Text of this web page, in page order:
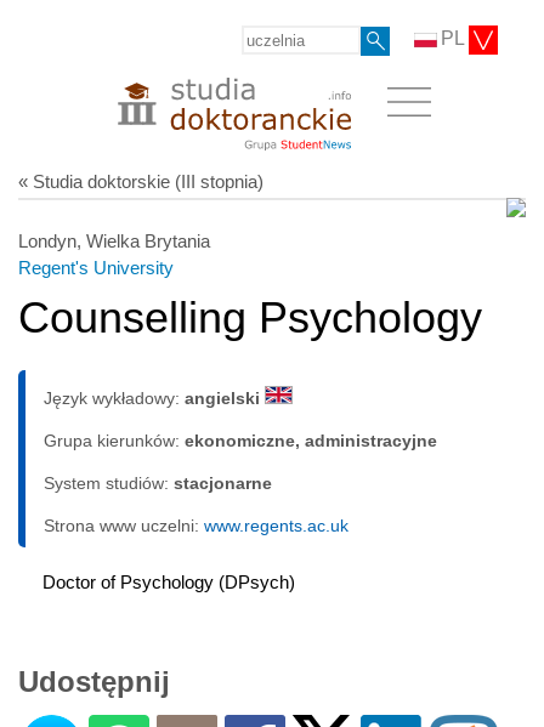
PL
« Studia doktorskie (III stopnia)
Londyn, Wielka Brytania
Regent's University
Counselling Psychology
Język wykładowy: angielski
Grupa kierunków: ekonomiczne, administracyjne
System studiów: sta­cjo­nar­ne
Strona www uczelni: www.regents.ac.uk
Doctor of Psychology (DPsych)
Udostępnij